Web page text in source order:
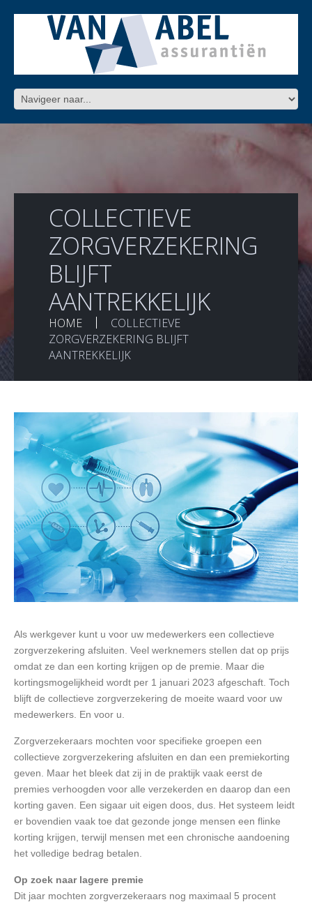
COLLECTIEVE
ZORGVERZEKERING
BLIJFT
AANTREKKELIJK
HOME
COLLECTIEVE
ZORGVERZEKERING BLIJFT
AANTREKKELIJK
Als werkgever kunt u voor uw medewerkers een collectieve
zorgverzekering afsluiten. Veel werknemers stellen dat op prijs
omdat ze dan een korting krijgen op de premie. Maar die
kortingsmogelijkheid wordt per 1 januari 2023 afgeschaft. Toch
blijft de collectieve zorgverzekering de moeite waard voor uw
medewerkers. En voor u.
Zorgverzekeraars mochten voor specifieke groepen een
collectieve zorgverzekering afsluiten en dan een premiekorting
geven. Maar het bleek dat zij in de praktijk vaak eerst de
premies verhoogden voor alle verzekerden en daarop dan een
korting gaven. Een sigaar uit eigen doos, dus. Het systeem leidt
er bovendien vaak toe dat gezonde jonge mensen een flinke
korting krijgen, terwijl mensen met een chronische aandoening
het volledige bedrag betalen.
Op zoek naar lagere premie
Dit jaar mochten zorgverzekeraars nog maximaal 5 procent